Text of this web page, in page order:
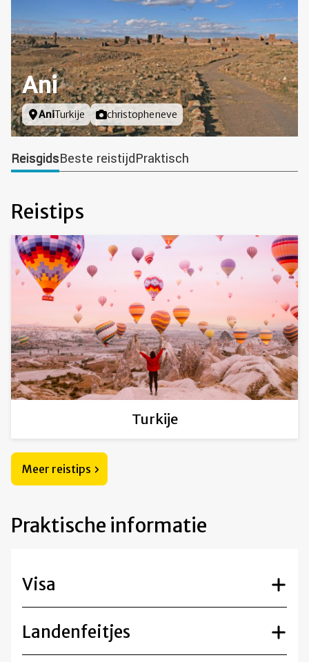
Ani
Locatie
AniTurkije Foto door
christopheneve
ReisgidsBeste reistijdPraktisch
Reistips
Turkije
Meer reistips
Praktische informatie
Visa
Landenfeitjes